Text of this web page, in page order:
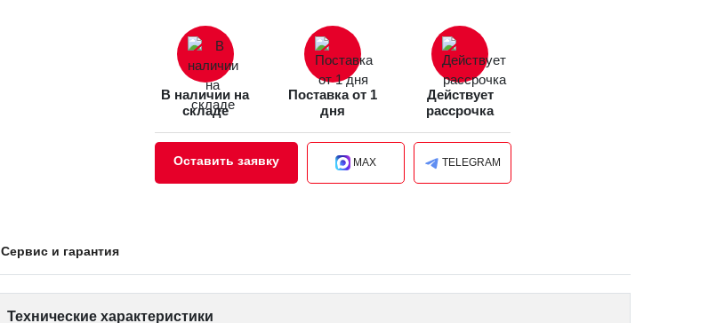
В наличии на
складе
Поставка от 1
дня
Действует
рассрочка
Оставить заявку MAX TELEGRAM
Сервис и гарантия
Технические характеристики